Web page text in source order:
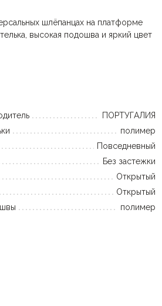
шлёпанцах на платформе
высокая подошва и яркий цвет
ПОРТУГАЛИЯ
полимер
Повседневный
Без застежки
Открытый
Открытый
полимер